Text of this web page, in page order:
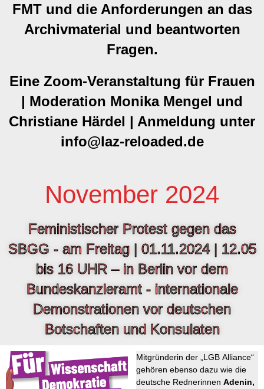
FMT und die Anforderungen an das
Archivmaterial und beantworten
Fragen.
Eine Zoom-Veranstaltung für Frauen
| Moderation Monika Mengel und
Christiane Härdel | Anmeldung unter
info@laz-reloaded.de
November 2024
Feministischer Protest gegen das
SBGG - am Freitag | 01.11.2024 | 12.05
bis 16 UHR – in Berlin vor dem
Bundeskanzleramt - internationale
Demonstrationen vor deutschen
Botschaften und Konsulaten
Mitgründerin der „LGB Alliance“
gehören ebenso dazu wie die
deutsche Rednerinnen Adenin,